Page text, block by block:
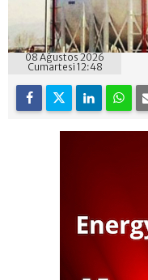
08 Ağustos 2026
Cumartesi 12:48